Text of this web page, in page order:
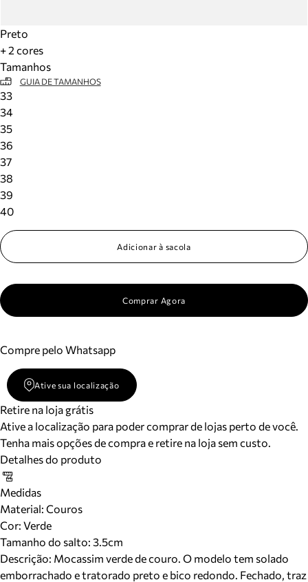
Preto
+ 2 cores
Tamanhos
GUIA DE TAMANHOS
33
34
35
36
37
38
39
40
Adicionar à sacola
Comprar Agora
Compre pelo Whatsapp
Ative sua localização
Retire na loja grátis
Ative a localização para poder comprar de lojas perto de você.
Tenha mais opções de compra e retire na loja sem custo.
Detalhes do produto
Medidas
Material: Couros
Cor: Verde
Tamanho do salto: 3.5cm
Descrição: Mocassim verde de couro. O modelo tem solado
emborrachado e tratorado preto e bico redondo. Fechado, traz